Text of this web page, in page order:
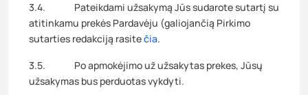
3.4. Pateikdami užsakymą Jūs sudarote sutartį su
atitinkamu prekės Pardavėju (galiojančią Pirkimo
sutarties redakciją rasitečia.
3.5. Po apmokėjimo už užsakytas prekes, Jūsų
užsakymas bus perduotas vykdyti.